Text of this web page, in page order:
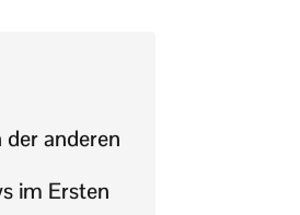
der anderen
im Ersten